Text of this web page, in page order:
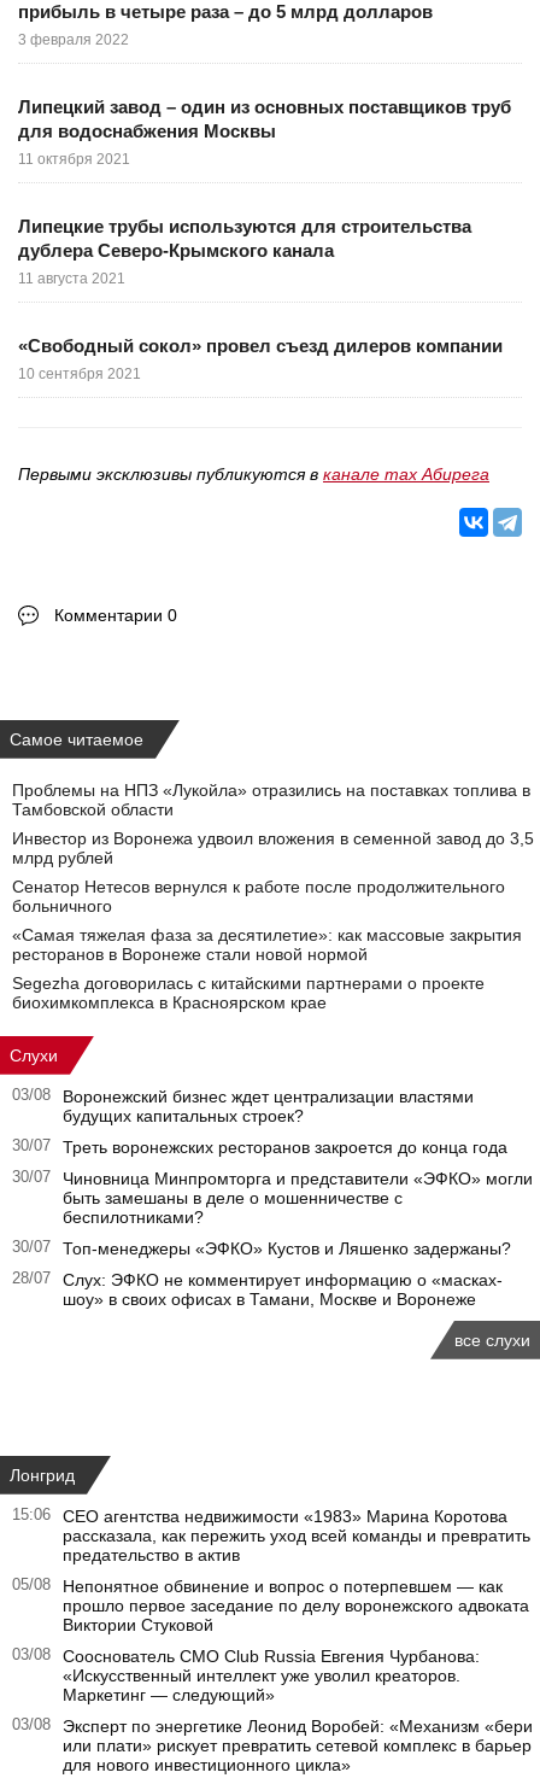
прибыль в четыре раза – до 5 млрд долларов
3 февраля 2022
Липецкий завод – один из основных поставщиков труб
для водоснабжения Москвы
11 октября 2021
Липецкие трубы используются для строительства
дублера Северо-Крымского канала
11 августа 2021
«Свободный сокол» провел съезд дилеров компании
10 сентября 2021
Первыми эксклюзивы публикуются в канале max Абирега
Комментарии 0
Самое читаемое
Проблемы на НПЗ «Лукойла» отразились на поставках топлива в
Тамбовской области
Инвестор из Воронежа удвоил вложения в семенной завод до 3,5
млрд рублей
Сенатор Нетесов вернулся к работе после продолжительного
больничного
«Самая тяжелая фаза за десятилетие»: как массовые закрытия
ресторанов в Воронеже стали новой нормой
Segezha договорилась с китайскими партнерами о проекте
биохимкомплекса в Красноярском крае
Слухи
03/08
Воронежский бизнес ждет централизации властями
будущих капитальных строек?
30/07 Треть воронежских ресторанов закроется до конца года
30/07
Чиновница Минпромторга и представители «ЭФКО» могли
быть замешаны в деле о мошенничестве с
беспилотниками?
30/07 Топ-менеджеры «ЭФКО» Кустов и Ляшенко задержаны?
28/07
Слух: ЭФКО не комментирует информацию о «масках-
шоу» в своих офисах в Тамани, Москве и Воронеже
все слухи
Лонгрид
15:06
CEO агентства недвижимости «1983» Марина Коротова
рассказала, как пережить уход всей команды и превратить
предательство в актив
05/08
Непонятное обвинение и вопрос о потерпевшем — как
прошло первое заседание по делу воронежского адвоката
Виктории Стуковой
03/08
Сооснователь CMO Club Russia Евгения Чурбанова:
«Искусственный интеллект уже уволил креаторов.
Маркетинг — следующий»
03/08
Эксперт по энергетике Леонид Воробей: «Механизм «бери
или плати» рискует превратить сетевой комплекс в барьер
для нового инвестиционного цикла»